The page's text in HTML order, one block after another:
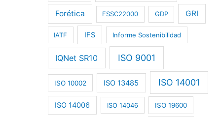
Forética FSSC22000 GDP GRI
IATF IFS Informe Sostenibilidad
IQNet SR10 ISO 9001
ISO 10002 ISO 13485 ISO 14001
ISO 14006 ISO 14046 ISO 19600